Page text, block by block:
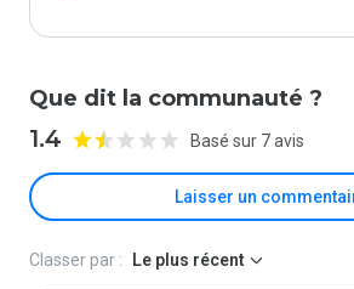
Que dit la communauté ?
1.4 Basé sur 7 avis
Laisser un
Classer par : Le plus récent